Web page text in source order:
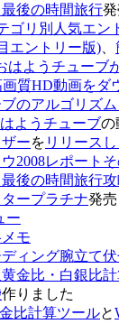
後の時間旅行発
ゴリ別人気エン
エントリー版)
はようチューブ
画質HD動画をダ
のアルゴリズ
はようチューブの
ーを リリースし
2008レポートそ
後の時間旅行
ープラチナ発売
ー
モ
ィング腕立て
金比・白銀比
作りました
比計算ツールと